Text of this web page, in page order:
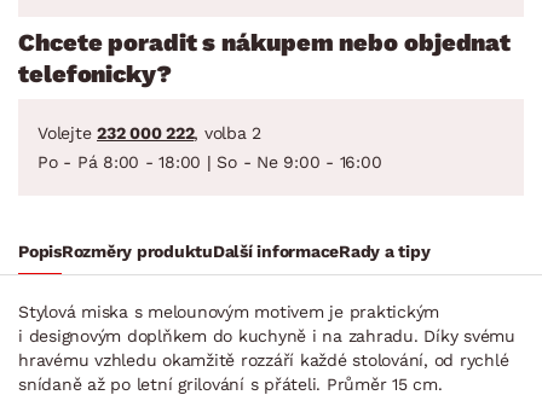
Chcete poradit s nákupem nebo objednat
telefonicky?
Volejte 232 000 222, volba 2
Po - Pá 8:00 - 18:00 | So - Ne 9:00 - 16:00
PopisRozměry produktuDalší informaceRady a tipy
Stylová miska s melounovým motivem je praktickým
i designovým doplňkem do kuchyně i na zahradu. Díky svému
hravému vzhledu okamžitě rozzáří každé stolování, od rychlé
snídaně až po letní grilování s přáteli. Průměr 15 cm.